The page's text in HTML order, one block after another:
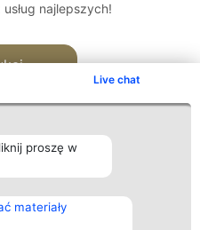
Live chat
proszę w
materiały
najlepszych!
Kontakt
Kontakt